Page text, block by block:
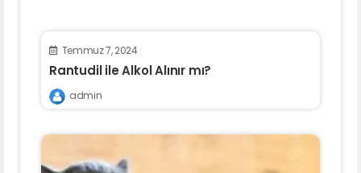
Temmuz 7, 2024
Rantudil ile Alkol Alınır mı?
admin